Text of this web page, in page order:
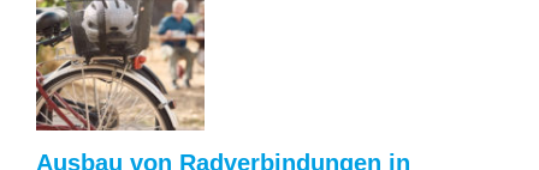
Ausbau von Radverbindungen in